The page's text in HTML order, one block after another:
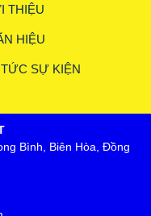
THIỆU
HIỆU
SỰ KIỆN
Bình, Biên Hòa, Đồng